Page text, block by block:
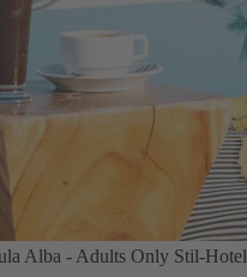
Alba - Adults Only Stil-Hotel